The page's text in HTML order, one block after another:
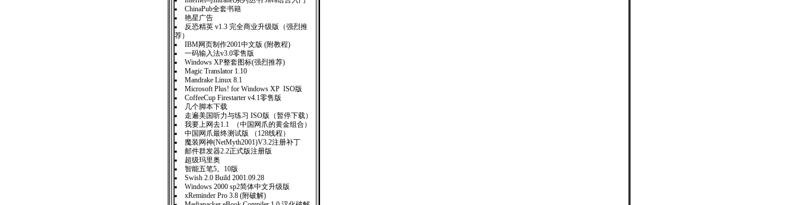
ChinaPub全套书籍
艳星广告
反恐精英 v1.3 完全商业升级版（强烈推
荐）
IBM网页制作2001中文版 (附教程)
一码输入法v3.0零售版
Windows XP整套图标(强烈推荐)
Magic Translator 1.10
Mandrake Linux 8.1
Microsoft Plus! for Windows XP ISO版
CoffeeCup Firestarter v4.1零售版
几个脚本下载
走遍美国听力与练习 ISO版（暂停下载）
我要上网去1.1 （中国网爪的黄金组合）
中国网爪最终测试版 （128线程）
魔装网神(NetMyth2001)V3.2注册补丁
邮件群发器2.2正式版注册版
超级玛里奥
智能五笔5。10版
Swish 2.0 Build 2001.09.28
Windows 2000 sp2简体中文升级版
xReminder Pro 3.8 (附破解)